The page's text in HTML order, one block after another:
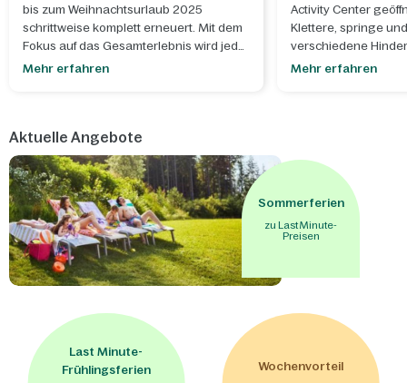
bis zum Weihnachtsurlaub 2025
schrittweise komplett erneuert. Mit dem
Fokus auf das Gesamterlebnis wird jeder
Besuch einzigartig und auf eure
Mehr erfahren
Activity Center
Klettere, springe
verschiedene
dich den
Mehr erfahren
Aktuelle Angebote
Sommerferien
zu Last Minute-
Preisen
Last Minute-
Frühlingsferien
Wochenvorteil